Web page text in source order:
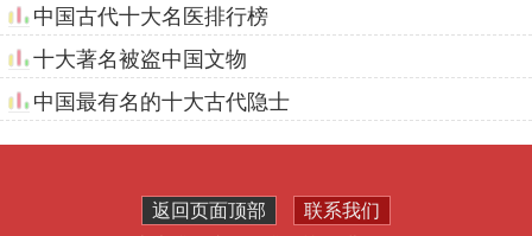
中国古代十大名医排行榜
十大著名被盗中国文物
中国最有名的十大古代隐士
返回页面顶部
联系我们